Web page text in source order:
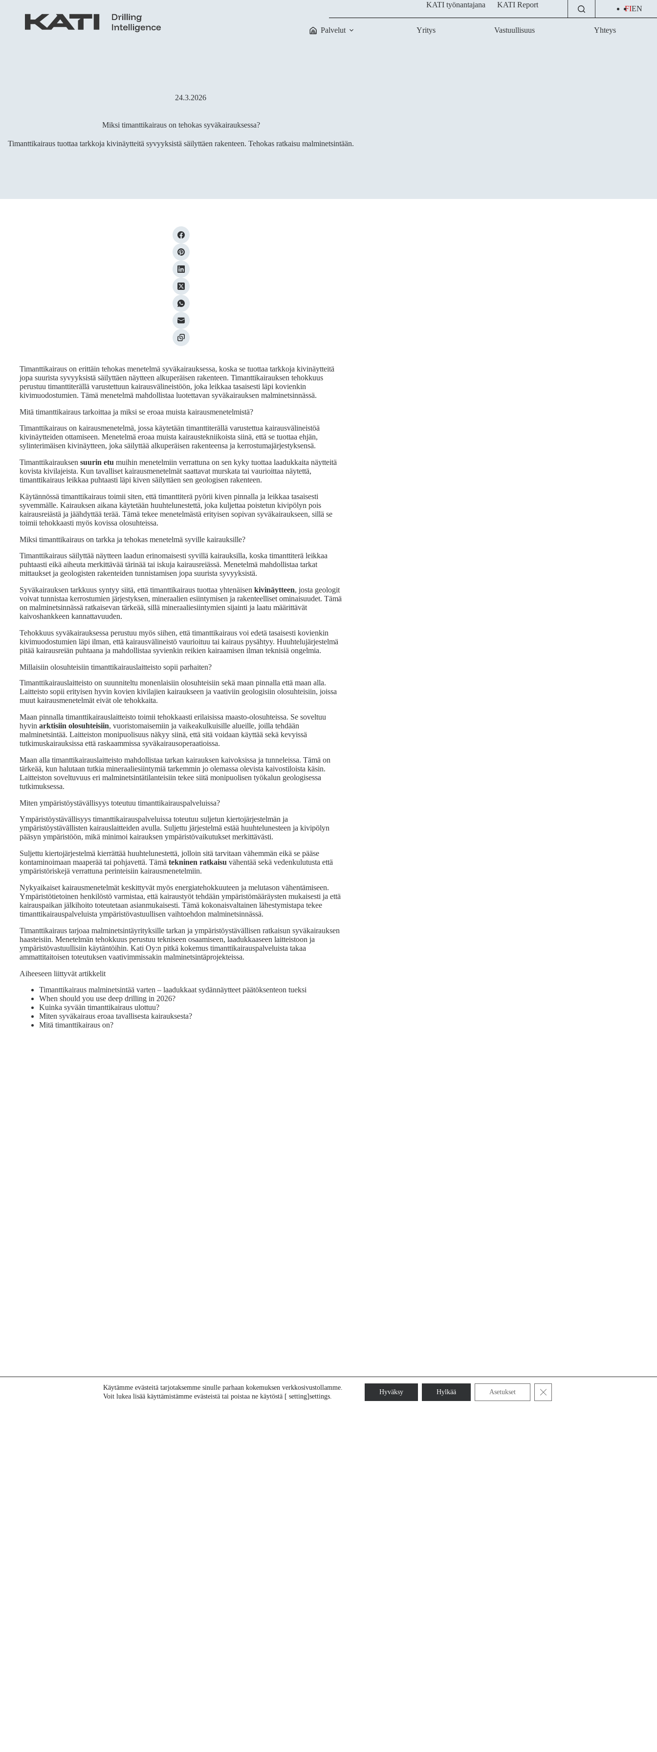
KATI työnantajana KATI Report FIEN
Palvelut Yritys Vastuullisuus Yhteys
24.3.2026
Miksi timanttikairaus on tehokas syväkairauksessa?
Timanttikairaus tuottaa tarkkoja kivinäytteitä syvyyksistä säilyttäen rakenteen. Tehokas ratkaisu malminetsintään.
Timanttikairaus on erittäin tehokas menetelmä syväkairauksessa, koska se tuottaa tarkkoja kivinäytteitä
jopa suurista syvyyksistä säilyttäen näytteen alkuperäisen rakenteen. Timanttikairauksen tehokkuus
perustuu timanttiterällä varustettuun kairausvälineistöön, joka leikkaa tasaisesti läpi kovienkin
kivimuodostumien. Tämä menetelmä mahdollistaa luotettavan syväkairauksen malminetsinnässä.
Mitä timanttikairaus tarkoittaa ja miksi se eroaa muista kairausmenetelmistä?
Timanttikairaus on kairausmenetelmä, jossa käytetään timanttiterällä varustettua kairausvälineistöä
kivinäytteiden ottamiseen. Menetelmä eroaa muista kairaustekniikoista siinä, että se tuottaa ehjän,
sylinterimäisen kivinäytteen, joka säilyttää alkuperäisen rakenteensa ja kerrostumajärjestyksensä.
Timanttikairauksen suurin etu muihin menetelmiin verrattuna on sen kyky tuottaa laadukkaita näytteitä
kovista kivilajeista. Kun tavalliset kairausmenetelmät saattavat murskata tai vaurioittaa näytettä,
timanttikairaus leikkaa puhtaasti läpi kiven säilyttäen sen geologisen rakenteen.
Käytännössä timanttikairaus toimii siten, että timanttiterä pyörii kiven pinnalla ja leikkaa tasaisesti
syvemmälle. Kairauksen aikana käytetään huuhtelunestettä, joka kuljettaa poistetun kivipölyn pois
kairausreiästä ja jäähdyttää terää. Tämä tekee menetelmästä erityisen sopivan syväkairaukseen, sillä se
toimii tehokkaasti myös kovissa olosuhteissa.
Miksi timanttikairaus on tarkka ja tehokas menetelmä syville kairauksille?
Timanttikairaus säilyttää näytteen laadun erinomaisesti syvillä kairauksilla, koska timanttiterä leikkaa
puhtaasti eikä aiheuta merkittävää tärinää tai iskuja kairausreiässä. Menetelmä mahdollistaa tarkat
mittaukset ja geologisten rakenteiden tunnistamisen jopa suurista syvyyksistä.
Syväkairauksen tarkkuus syntyy siitä, että timanttikairaus tuottaa yhtenäisen kivinäytteen, josta geologit
voivat tunnistaa kerrostumien järjestyksen, mineraalien esiintymisen ja rakenteelliset ominaisuudet. Tämä
on malminetsinnässä ratkaisevan tärkeää, sillä mineraaliesiintymien sijainti ja laatu määrittävät
kaivoshankkeen kannattavuuden.
Tehokkuus syväkairauksessa perustuu myös siihen, että timanttikairaus voi edetä tasaisesti kovienkin
kivimuodostumien läpi ilman, että kairausvälineistö vaurioituu tai kairaus pysähtyy. Huuhtelujärjestelmä
pitää kairausreiän puhtaana ja mahdollistaa syvienkin reikien kairaamisen ilman teknisiä ongelmia.
Millaisiin olosuhteisiin timanttikairauslaitteisto sopii parhaiten?
Timanttikairauslaitteisto on suunniteltu monenlaisiin olosuhteisiin sekä maan pinnalla että maan alla.
Laitteisto sopii erityisen hyvin kovien kivilajien kairaukseen ja vaativiin geologisiin olosuhteisiin, joissa
muut kairausmenetelmät eivät ole tehokkaita.
Maan pinnalla timanttikairauslaitteisto toimii tehokkaasti erilaisissa maasto-olosuhteissa. Se soveltuu
hyvin arktisiin olosuhteisiin, vuoristomaisemiin ja vaikeakulkuisille alueille, joilla tehdään
malminetsintää. Laitteiston monipuolisuus näkyy siinä, että sitä voidaan käyttää sekä kevyissä
tutkimuskairauksissa että raskaammissa syväkairausoperaatioissa.
Maan alla timanttikairauslaitteisto mahdollistaa tarkan kairauksen kaivoksissa ja tunneleissa. Tämä on
tärkeää, kun halutaan tutkia mineraaliesiintymiä tarkemmin jo olemassa olevista kaivostiloista käsin.
Laitteiston soveltuvuus eri malminetsintätilanteisiin tekee siitä monipuolisen työkalun geologisessa
tutkimuksessa.
Miten ympäristöystävällisyys toteutuu timanttikairauspalveluissa?
Ympäristöystävällisyys timanttikairauspalveluissa toteutuu suljetun kiertojärjestelmän ja
ympäristöystävällisten kairauslaitteiden avulla. Suljettu järjestelmä estää huuhtelunesteen ja kivipölyn
pääsyn ympäristöön, mikä minimoi kairauksen ympäristövaikutukset merkittävästi.
Suljettu kiertojärjestelmä kierrättää huuhtelunestettä, jolloin sitä tarvitaan vähemmän eikä se pääse
kontaminoimaan maaperää tai pohjavettä. Tämä tekninen ratkaisu vähentää sekä vedenkulutusta että
ympäristöriskejä verrattuna perinteisiin kairausmenetelmiin.
Nykyaikaiset kairausmenetelmät keskittyvät myös energiatehokkuuteen ja melutason vähentämiseen.
Ympäristötietoinen henkilöstö varmistaa, että kairaustyöt tehdään ympäristömääräysten mukaisesti ja että
kairauspaikan jälkihoito toteutetaan asianmukaisesti. Tämä kokonaisvaltainen lähestymistapa tekee
timanttikairauspalveluista ympäristövastuullisen vaihtoehdon malminetsinnässä.
Timanttikairaus tarjoaa malminetsintäyrityksille tarkan ja ympäristöystävällisen ratkaisun syväkairauksen
haasteisiin. Menetelmän tehokkuus perustuu tekniseen osaamiseen, laadukkaaseen laitteistoon ja
ympäristövastuullisiin käytäntöihin. Kati Oy:n pitkä kokemus timanttikairauspalveluista takaa
ammattitaitoisen toteutuksen vaativimmissakin malminetsintäprojekteissa.
Aiheeseen liittyvät artikkelit
Timanttikairaus malminetsintää varten – laadukkaat sydännäytteet päätöksenteon tueksi
When should you use deep drilling in 2026?
Kuinka syvään timanttikairaus ulottuu?
Miten syväkairaus eroaa tavallisesta kairauksesta?
Mitä timanttikairaus on?
Käytämme evästeitä tarjotaksemme sinulle parhaan kokemuksen verkkosivustollamme.
Voit lukea lisää käyttämistämme evästeistä tai poistaa ne käytöstä [ setting]settings.
Hyväksy Hylkää Asetukset Sulje evästebanneri